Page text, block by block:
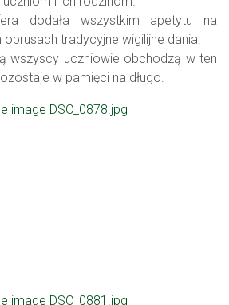
dodała wszystkim apetytu na
obrusach tradycyjne wigilijne dania.
wszyscy uczniowie obchodzą w ten
w pamięci na długo.